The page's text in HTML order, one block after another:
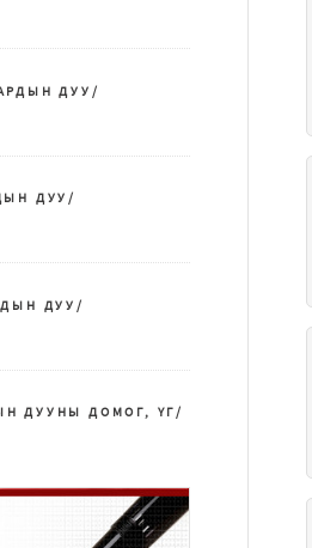
ДУУ/
ДУУ/
ДУУ/
ДУУНЫ ДОМОГ, ҮГ/